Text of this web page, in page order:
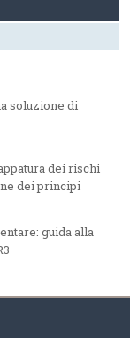
soluzione di
dei rischi
dei principi
guida alla